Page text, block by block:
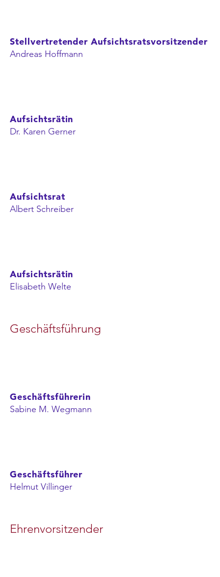
Stellvertretender Aufsichtsratsvorsitzender
Andreas Hoffmann
Aufsichtsrätin
Dr. Karen Gerner
Aufsichtsrat
Albert Schreiber
Aufsichtsrätin
Elisabeth Welte
Geschäftsführung
Geschäftsführerin
Sabine M. Wegmann
Geschäftsführer
Helmut Villinger
Ehrenvorsitzender